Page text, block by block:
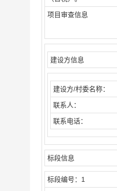
项目审查信息
建设方信息
建设方/村委名称：
联系人：
联系电话：
标段信息
标段编号： 1